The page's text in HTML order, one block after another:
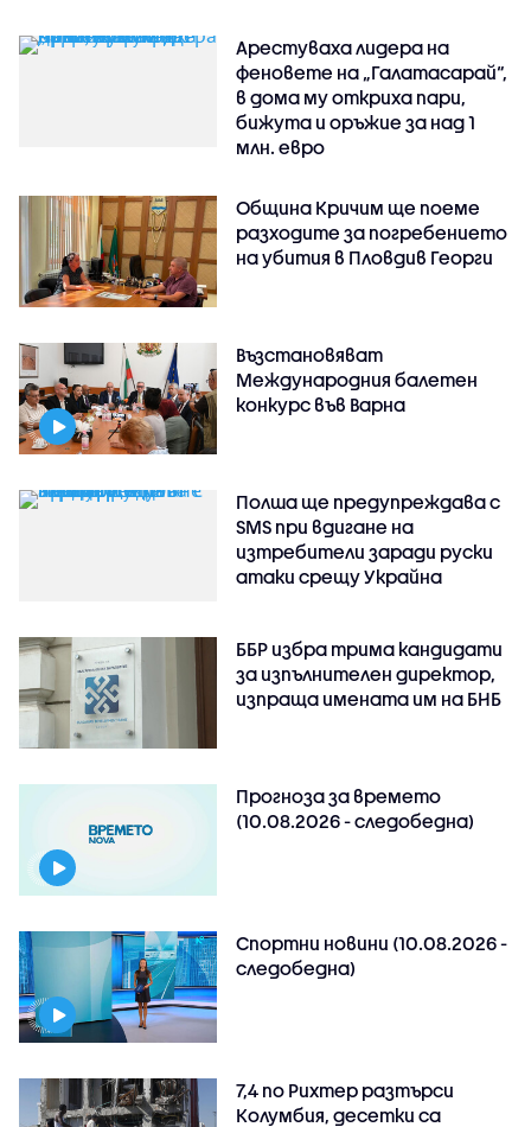
Арестуваха лидера на
феновете на „Галатасарай“,
в дома му откриха пари,
бижута и оръжие за над 1
млн. евро
Община Кричим ще поеме
разходите за погребението
на убития в Пловдив Георги
Възстановяват
Международния балетен
конкурс във Варна
Полша ще предупреждава с
SMS при вдигане на
изтребители заради руски
атаки срещу Украйна
ББР избра трима кандидати
за изпълнителен директор,
изпраща имената им на БНБ
Прогноза за времето
(10.08.2026 - следобедна)
Спортни новини (10.08.2026 -
следобедна)
7,4 по Рихтер разтърси
Колумбия, десетки са